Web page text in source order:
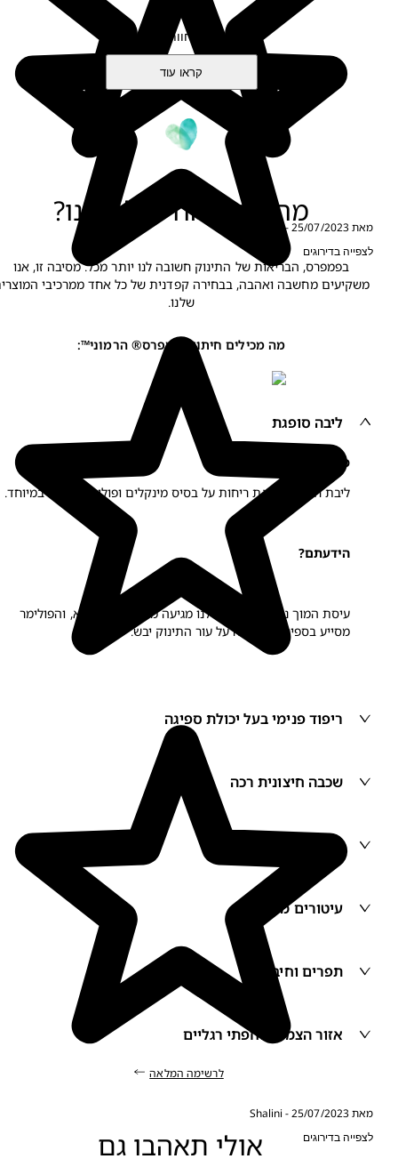
-25/07/2023
בדירוגים
-25/07/2023
בדירוגים
כתבו חוות דעת
קראו עוד
מה מכיל החיתול שלנו?
בפמפרס, הבריאות של התינוק חשובה לנו יותר מכל. מסיבה זו, אנו
משקיעים מחשבה ואהבה, בבחירה קפדנית של כל אחד ממרכיבי המוצרים
מה מכילים חיתולי פמפרס® הרמוני™:
ליבה סופגת
מיוצר עם:
ליבת חיתול, סופגת ריחות על בסיס מינקלים ופולימר הסופג במיוחד.
הידעתם?
עיסת המוך נטולת הכלור שלנו מגיעה ממקור בר קיימא, והפולימר
מסייע בספיגה לשמירה על עור התינוק יבש.
ריפוד פנימי בעל יכולת ספיגה
שכבה חיצונית רכה
מד רטיבות
עיטורים מצוירים
תפרים וחיבורים
אזור הצמדה וחפתי רגליים
לרשימה המלאה
אולי תאהבו גם